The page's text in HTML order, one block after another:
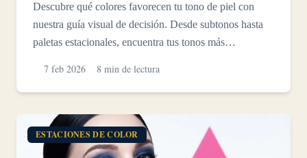
Descubre qué colores favorecen tu tono de piel con
nuestra guía visual de decisión. Desde subtonos hasta
paletas estacionales, encuentra tus tonos más
7 feb 2026 8 min de lectura
ESTACIONES DE COLOR